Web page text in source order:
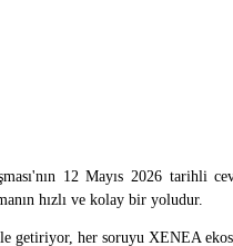
12 Mayıs 2026 tarihli
hızlı ve kolay bir yoludur.
getiriyor, her soruyu XENEA